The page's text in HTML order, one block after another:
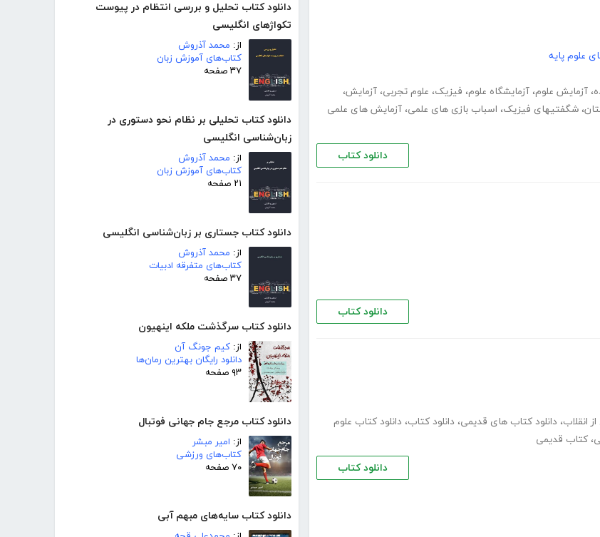
دانلود کتاب تحلیل و بررسی انتظام در پیوست
تکواژهای انگلیسی
از: محمد آذروش
کتاب‌های آموزش زبان
۳۷ صفحه
دانلود کتاب تحلیلی بر نظام نحو دستوری در
زبان‌شناسی انگلیسی
از: محمد آذروش
کتاب‌های آموزش زبان
۲۱ صفحه
دانلود کتاب جستاری بر زبان‌شناسی انگلیسی
از: محمد آذروش
کتاب‌های متفرقه ادبیات
۳۷ صفحه
دانلود کتاب سرگذشت ملکه اینهیون
از: کیم جونگ آن
دانلود رایگان بهترین رمان‌ها
۹۳ صفحه
دانلود کتاب مرجع جام جهانی فوتبال
از: امیر مبشر
کتاب‌های ورزشی
۷۰ صفحه
دانلود کتاب سایه‌های مبهم آبی
علوم پایه
، آزمایش علوم، آزمایشگاه علوم، فیزیک، علوم تجربی، آزمایش،
، شگفتیهای فیزیک، اسباب بازی های علمی، آزمایش های علمی
دانلود کتاب
دانلود کتاب
انقلاب، دانلود کتاب های قدیمی، دانلود کتاب، دانلود کتاب علوم
، کتاب قدیمی
دانلود کتاب